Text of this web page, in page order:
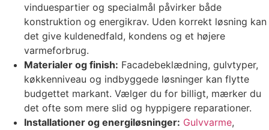
vinduespartier og specialmål påvirker både
konstruktion og energikrav. Uden korrekt løsning kan
det give kuldenedfald, kondens og et højere
varmeforbrug.
Materialer og finish: Facadebeklædning, gulvtyper,
køkkenniveau og indbyggede løsninger kan flytte
budgettet markant. Vælger du for billigt, mærker du
det ofte som mere slid og hyppigere reparationer.
Installationer og energiløsninger: Gulvvarme,